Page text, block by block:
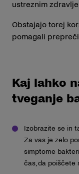
ustreznim
Obstajajo torej
pomagali
Kaj lahko
tveganje
Izobrazite se in
Za vas je zelo
simptome
čas, da poiščete